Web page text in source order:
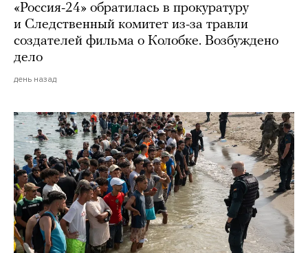
«Россия-24» обратилась в прокуратуру
и Следственный комитет из-за травли
создателей фильма о Колобке. Возбуждено
дело
день назад